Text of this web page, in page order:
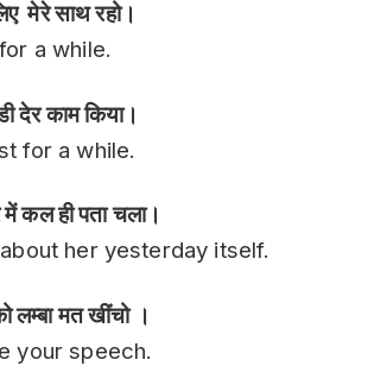
मेरे साथ रहो।
a while.
देर काम किया।
for a while.
कल ही पता चला।
her yesterday itself.
मत खींचो ।
your speech.